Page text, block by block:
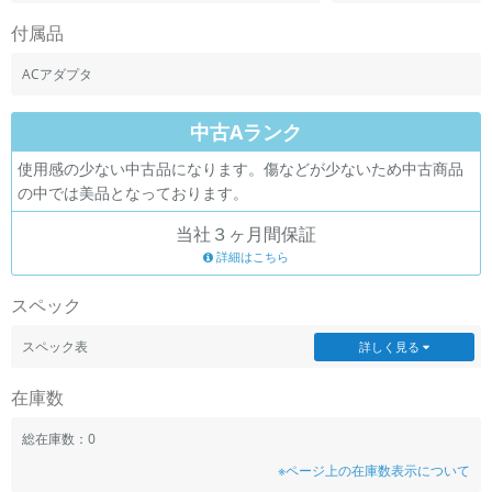
付属品
ACアダプタ
中古Aランク
使用感の少ない中古品になります。傷などが少ないため中古商品
の中では美品となっております。
当社３ヶ月間保証
詳細はこちら
スペック
スペック表 詳しく見る
在庫数
総在庫数：0
※ページ上の在庫数表示について